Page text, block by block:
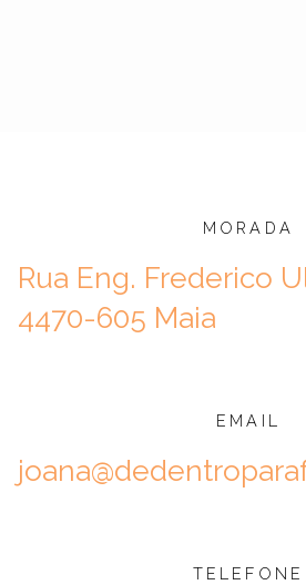
MORADA
Rua Eng. Frederico
4470-605 Maia
EMAIL
TELEFONE